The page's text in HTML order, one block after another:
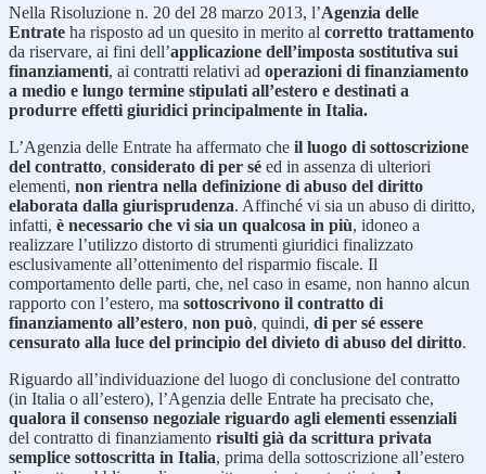
Nella Risoluzione n. 20 del 28 marzo 2013, l’Agenzia delle
Entrate ha risposto ad un quesito in merito al corretto trattamento
da riservare, ai fini dell’applicazione dell’imposta sostitutiva sui
finanziamenti, ai contratti relativi ad operazioni di finanziamento
a medio e lungo termine stipulati all’estero e destinati a
produrre effetti giuridici principalmente in Italia.
L’Agenzia delle Entrate ha affermato che il luogo di sottoscrizione
del contratto, considerato di per sé ed in assenza di ulteriori
elementi, non rientra nella definizione di abuso del diritto
elaborata dalla giurisprudenza. Affinché vi sia un abuso di diritto,
infatti, è necessario che vi sia un qualcosa in più, idoneo a
realizzare l’utilizzo distorto di strumenti giuridici finalizzato
esclusivamente all’ottenimento del risparmio fiscale. Il
comportamento delle parti, che, nel caso in esame, non hanno alcun
rapporto con l’estero, ma sottoscrivono il contratto di
finanziamento all’estero, non può, quindi, di per sé essere
censurato alla luce del principio del divieto di abuso del diritto.
Riguardo all’individuazione del luogo di conclusione del contratto
(in Italia o all’estero), l’Agenzia delle Entrate ha precisato che,
qualora il consenso negoziale riguardo agli elementi essenziali
del contratto di finanziamento risulti già da scrittura privata
semplice sottoscritta in Italia, prima della sottoscrizione all’estero